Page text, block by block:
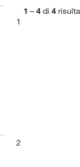
1 – 4 di 4
1
2